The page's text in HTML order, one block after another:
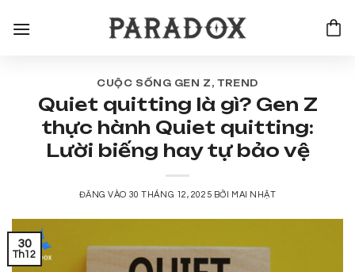
qua
CUỘC SỐNG GEN Z , TREND
Quiet quitting là gì? Gen Z
thực hành Quiet quitting:
Lười biếng hay tự bảo vệ
ĐĂNG VÀO 30 THÁNG 12, 2025 BỞI MAI NHẬT
30
Th12